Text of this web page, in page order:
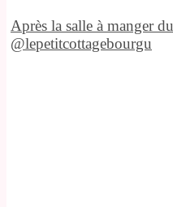
Après la salle à manger du
@lepetitcottagebourgu